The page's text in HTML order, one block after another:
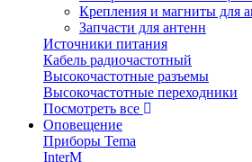
Крепления и магниты для
Запчасти для антенн
Источники питания
Кабель радиочастотный
Высокочастотные разъемы
Высокочастотные переходники
Посмотреть все
Оповещение
Приборы Tema
InterM